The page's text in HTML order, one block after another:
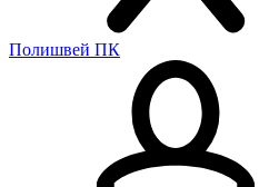
Полишвей ПК